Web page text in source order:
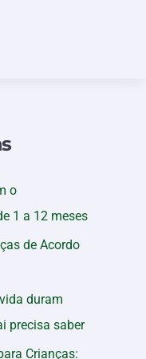
o
1 a 12 meses
de Acordo
duram
precisa saber
Crianças: